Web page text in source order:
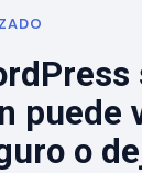
puede
o